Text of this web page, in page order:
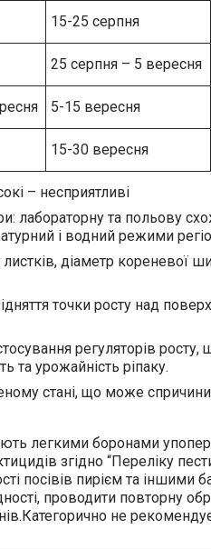
15-25 серпня
25 серпня – 5 вересня
5-15 вересня
15-30 вересня
– несприятливі
лабораторну та польову
і водний режими
діаметр кореневої
точки росту над
регуляторів
та урожайність ріпаку.
стані, що може
легкими боронами
згідно “Переліку
посівів пирієм та іншими
проводити повторну
не